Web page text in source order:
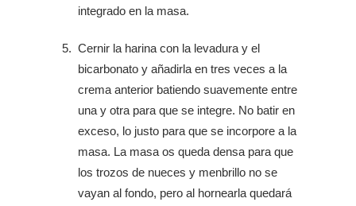
integrado en la masa.
Cernir la harina con la levadura y el
bicarbonato y añadirla en tres veces a la
crema anterior batiendo suavemente entre
una y otra para que se integre. No batir en
exceso, lo justo para que se incorpore a la
masa. La masa os queda densa para que
los trozos de nueces y menbrillo no se
vayan al fondo, pero al hornearla quedará